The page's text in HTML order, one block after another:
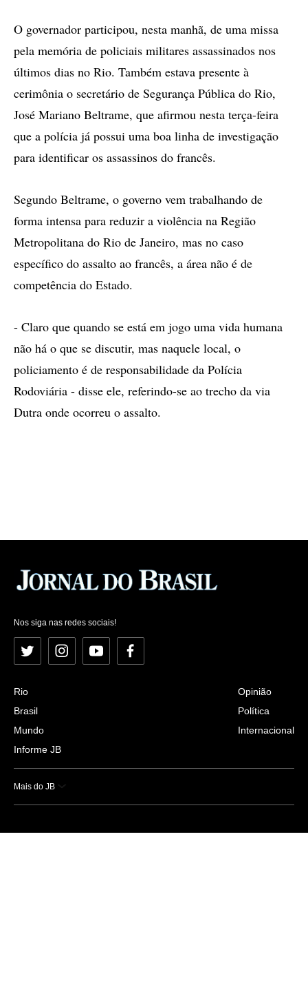
O governador participou, nesta manhã, de uma missa
pela memória de policiais militares assassinados nos
últimos dias no Rio. Também estava presente à
cerimônia o secretário de Segurança Pública do Rio,
José Mariano Beltrame, que afirmou nesta terça-feira
que a polícia já possui uma boa linha de investigação
para identificar os assassinos do francês.
Segundo Beltrame, o governo vem trabalhando de
forma intensa para reduzir a violência na Região
Metropolitana do Rio de Janeiro, mas no caso
específico do assalto ao francês, a área não é de
competência do Estado.
- Claro que quando se está em jogo uma vida humana
não há o que se discutir, mas naquele local, o
policiamento é de responsabilidade da Polícia
Rodoviária - disse ele, referindo-se ao trecho da via
Dutra onde ocorreu o assalto.
Nos siga nas redes sociais!
Twitter InstagramYouTubeFacebook
Rio
Brasil
Mundo
Informe JB
Opinião
Política
Internacional
Mais do JB
Esportes